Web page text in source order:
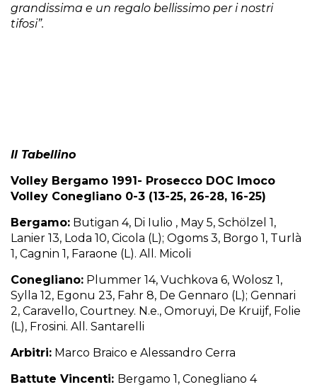
grandissima e un regalo bellissimo per i nostri
tifosi”.
Il Tabellino
Volley Bergamo 1991- Prosecco DOC Imoco
Volley Conegliano 0-3 (13-25, 26-28, 16-25)
Bergamo: Butigan 4, Di Iulio , May 5, Schölzel 1,
Lanier 13, Loda 10, Cicola (L); Ogoms 3, Borgo 1, Turlà
1, Cagnin 1, Faraone (L). All. Micoli
Conegliano: Plummer 14, Vuchkova 6, Wolosz 1,
Sylla 12, Egonu 23, Fahr 8, De Gennaro (L); Gennari
2, Caravello, Courtney. N.e., Omoruyi, De Kruijf, Folie
(L), Frosini. All. Santarelli
Arbitri: Marco Braico e Alessandro Cerra
Battute Vincenti: Bergamo 1, Conegliano 4